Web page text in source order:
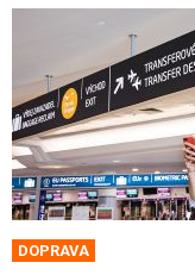
DOPRAVA